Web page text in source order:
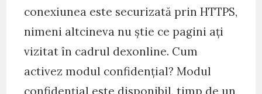
conexiunea este securizată prin HTTPS,
nimeni altcineva nu știe ce pagini ați
vizitat în cadrul dexonline. Cum
activez modul confidențial? Modul
confidențial este disponibil, timp de un